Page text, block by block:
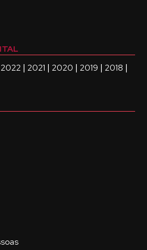
2022 | 2021 | 2020 | 2019 | 2018 |